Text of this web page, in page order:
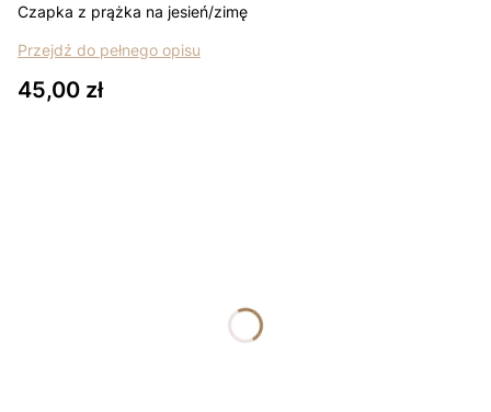
Czapka z prążka na jesień/zimę
Przejdź do pełnego opisu
Cena
45,00 zł